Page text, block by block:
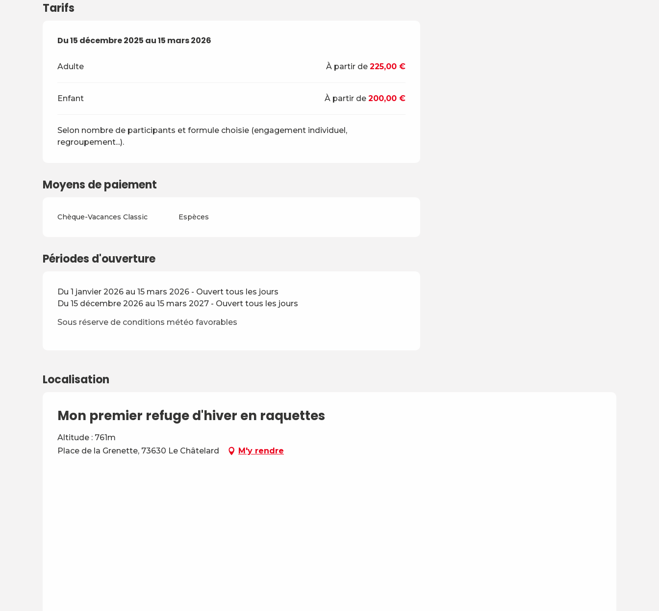
Tarifs
Du15 décembre 2025 au15 mars 2026
Du15 décembre 2025 au15 mars 2026
Adulte À partir de225,00 €
Enfant À partir de200,00 €
Selon nombre de participants et formule choisie (engagement individuel,
regroupement...).
Moyens de paiement
Chèque-Vacances Classic Espèces
Périodes d'ouverture
Du 1 janvier 2026 au 15 mars 2026 - Ouvert tous les jours
Du 15 décembre 2026 au 15 mars 2027 - Ouvert tous les jours
Sous réserve de conditions météo favorables
Localisation
Mon premier refuge d'hiver en raquettes
Altitude : 761m
Place de la Grenette, 73630 Le Châtelard
M'y rendre